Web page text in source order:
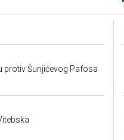
protiv Šunjićevog Pafosa